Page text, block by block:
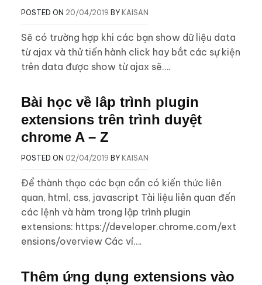
POSTED ON 20/04/2019 BY KAISAN
Sẽ có trường hợp khi các bạn show dữ liệu data
từ ajax và thử tiến hành click hay bắt các sự kiện
trên data được show từ ajax sẽ….
Bài học về lâp trình plugin
extensions trên trình duyệt
chrome A – Z
POSTED ON 02/04/2019 BY KAISAN
Để thành thạo các bạn cần có kiến thức liên
quan, html, css, javascript Tài liệu liên quan đến
các lệnh và hàm trong lập trình plugin
extensions: https://developer.chrome.com/ext
ensions/overview Các ví….
Thêm ứng dụng extensions vào